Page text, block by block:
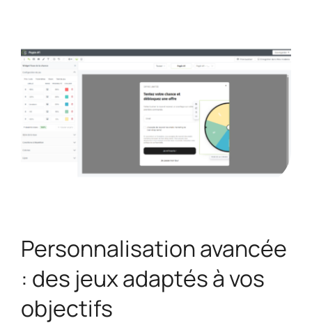
Personnalisation avancée
: des jeux adaptés à vos
objectifs